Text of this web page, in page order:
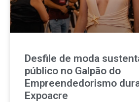
Desfile de moda
público no Galpão do
Empreendedorismo
Expoacre